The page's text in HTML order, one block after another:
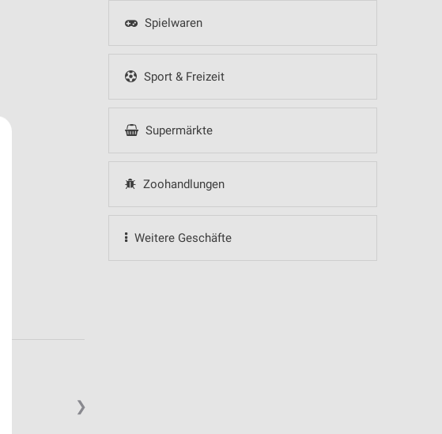
Spielwaren
Sport & Freizeit
Supermärkte
Zoohandlungen
Weitere Geschäfte
❯